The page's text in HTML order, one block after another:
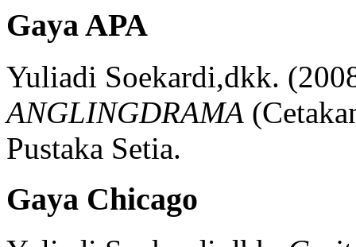
Gaya APA
Yuliadi Soekardi,dkk.
ANGLINGDRAMA (
Pustaka Setia.
Gaya Chicago